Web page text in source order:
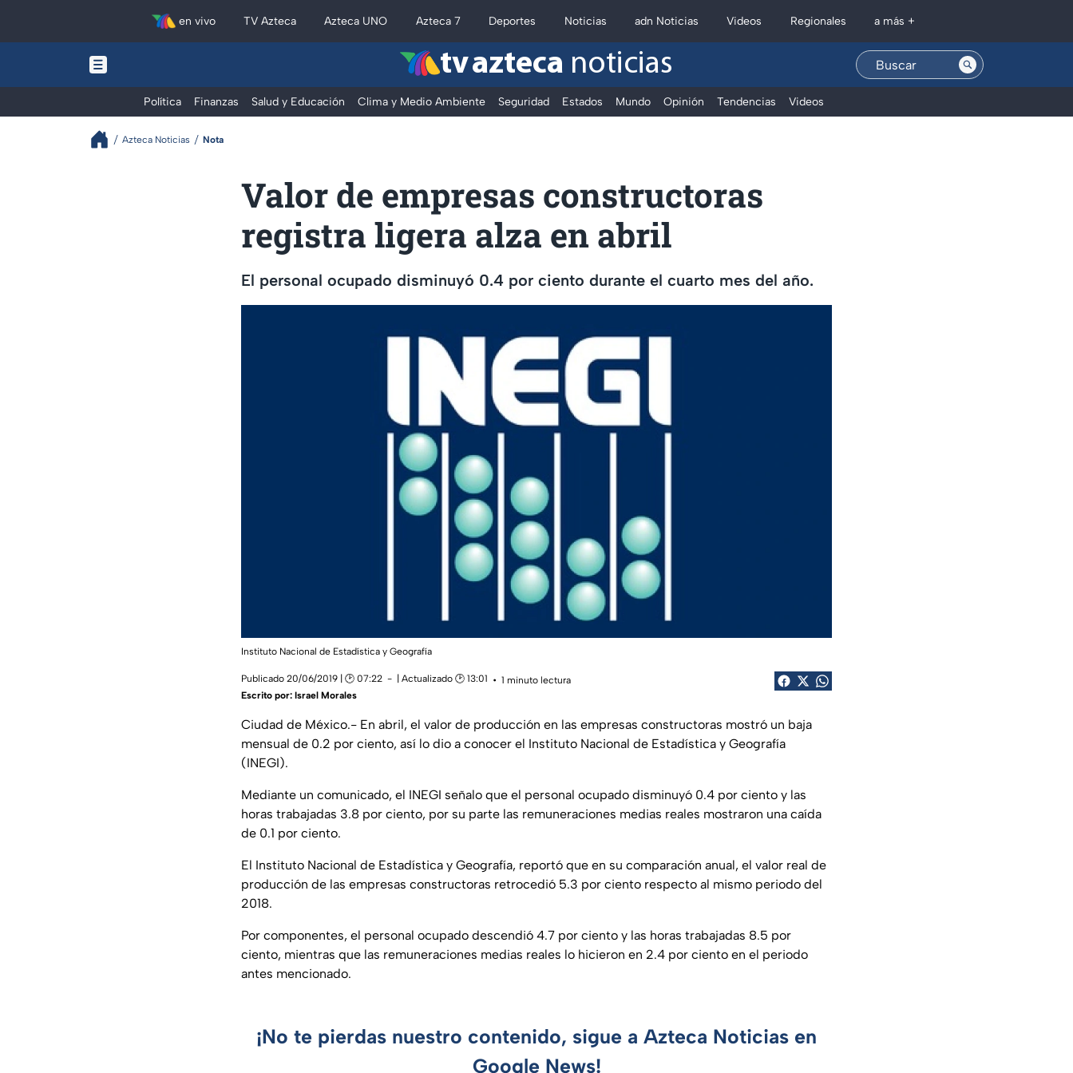
en vivo TV Azteca Azteca UNO Azteca 7 Deportes Noticias adn Noticias Videos Regionales a más +
tv azteca noticias
Política Finanzas Salud y Educación Clima y Medio Ambiente Seguridad Estados Mundo Opinión Tendencias Videos
Azteca Noticias Nota
Valor de empresas constructoras
registra ligera alza en abril
El personal ocupado disminuyó 0.4 por ciento durante el cuarto mes del año.
Instituto Nacional de Estadística y Geografía
Publicado 20/06/2019 | 🕑 07:22 | Actualizado 🕑 13:01
1 minuto lectura
Escrito por: Israel Morales
Ciudad de México.- En abril, el valor de producción en las empresas constructoras mostró un baja
mensual de 0.2 por ciento, así lo dio a conocer el Instituto Nacional de Estadística y Geografía
(INEGI).
Mediante un comunicado, el INEGI señalo que el personal ocupado disminuyó 0.4 por ciento y las
horas trabajadas 3.8 por ciento, por su parte las remuneraciones medias reales mostraron una caída
de 0.1 por ciento.
El Instituto Nacional de Estadística y Geografía, reportó que en su comparación anual, el valor real de
producción de las empresas constructoras retrocedió 5.3 por ciento respecto al mismo periodo del
2018.
Por componentes, el personal ocupado descendió 4.7 por ciento y las horas trabajadas 8.5 por
ciento, mientras que las remuneraciones medias reales lo hicieron en 2.4 por ciento en el periodo
antes mencionado.
¡No te pierdas nuestro contenido, sigue a Azteca Noticias en
Google News!